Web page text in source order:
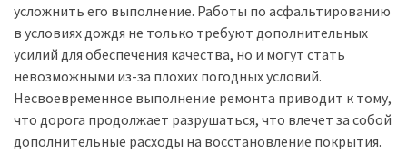
усложнить его выполнение. Работы по асфальтированию
в условиях дождя не только требуют дополнительных
усилий для обеспечения качества, но и могут стать
невозможными из-за плохих погодных условий.
Несвоевременное выполнение ремонта приводит к тому,
что дорога продолжает разрушаться, что влечет за собой
дополнительные расходы на восстановление покрытия.